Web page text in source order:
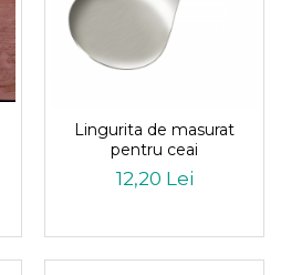
Lingurita de masurat
pentru ceai
12,20 Lei